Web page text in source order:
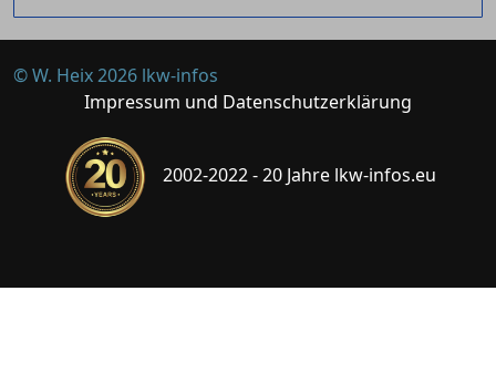
© W. Heix 2026 lkw-infos
Impressum und Datenschutzerklärung
2002-2022 - 20 Jahre lkw-infos.eu